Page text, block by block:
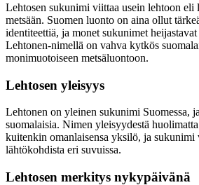
Lehtosen sukunimi viittaa usein lehtoon eli
metsään. Suomen luonto on aina ollut
identiteettiä, ja monet sukunimet
Lehtonen-nimellä on vahva kytkös
monimuotoiseen metsäluontoon.
Lehtosen yleisyys
Lehtonen on yleinen sukunimi Suomessa,
suomalaisia. Nimen yleisyydestä
kuitenkin omanlaisensa yksilö, ja sukunimi
lähtökohdista eri suvuissa.
Lehtosen merkitys nykypäivänä